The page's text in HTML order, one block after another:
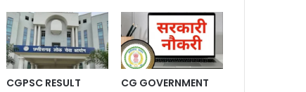
CGPSC RESULT
CG GOVERNMENT